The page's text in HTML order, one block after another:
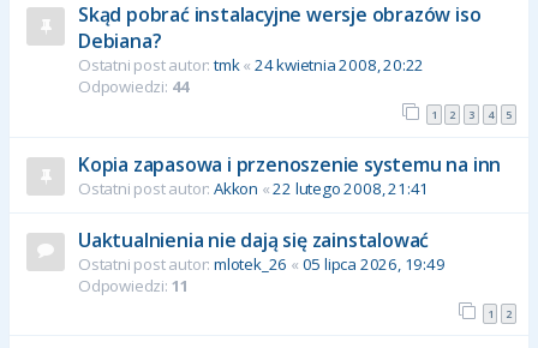
Skąd pobrać instalacyjne wersje obrazów iso
Debiana?
Ostatni post autor: tmk« 24 kwietnia 2008, 20:22
Odpowiedzi: 44
1 2 3 4 5
Kopia zapasowa i przenoszenie systemu na inn
Ostatni post autor: Akkon «22 lutego 2008, 21:41
Uaktualnienia nie dają się zainstalować
Ostatni post autor: mlotek_26 « 05 lipca 2026, 19:49
Odpowiedzi: 11
1 2